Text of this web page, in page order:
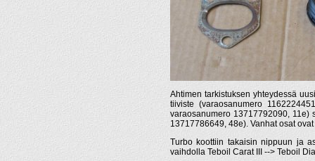
Ahtimen tarkistuksen yhteydessä
tiiviste (varaosanumero
varaosanumero 13717792090, 11e)
13717786649, 48e). Vanhat osat
Turbo koottiin takaisin nippuun ja
vaihdolla Teboil Carat III --> Teboil